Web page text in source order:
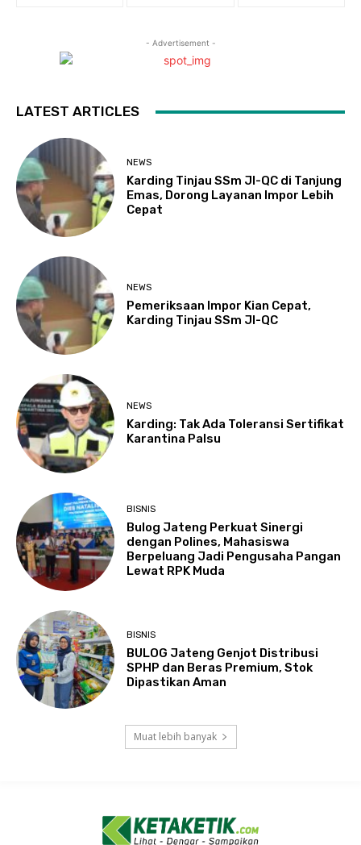
- Advertisement -
LATEST ARTICLES
NEWS
Karding Tinjau SSm JI-QC di Tanjung
Emas, Dorong Layanan Impor Lebih
Cepat
NEWS
Pemeriksaan Impor Kian Cepat,
Karding Tinjau SSm JI-QC
NEWS
Karding: Tak Ada Toleransi Sertifikat
Karantina Palsu
BISNIS
Bulog Jateng Perkuat Sinergi
dengan Polines, Mahasiswa
Berpeluang Jadi Pengusaha Pangan
Lewat RPK Muda
BISNIS
BULOG Jateng Genjot Distribusi
SPHP dan Beras Premium, Stok
Dipastikan Aman
Muat lebih banyak